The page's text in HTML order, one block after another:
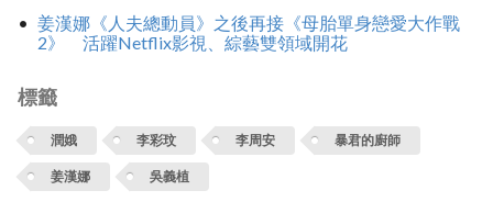
姜漢娜《人夫總動員》之後再接《母胎單身戀愛大作戰
2》 活躍Netflix影視、綜藝雙領域開花
標籤
潤娥 李彩玟 李周安 暴君的廚師
姜漢娜 吳義植